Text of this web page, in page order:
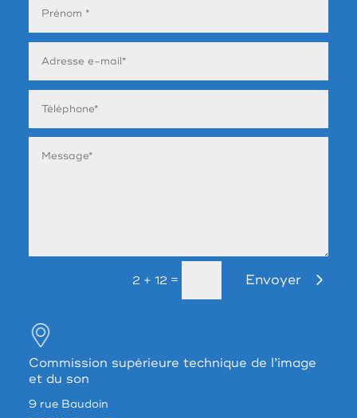
2 + 12 = Envoyer
Commission supérieure technique de l’image
et du son
9 rue Baudoin